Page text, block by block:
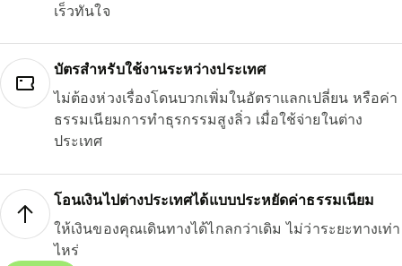
เร็วทันใจ
บัตรสำหรับใช้งานระหว่างประเทศ
ไม่ต้องห่วงเรื่องโดนบวกเพิ่มในอัตราแลกเปลี่ยน หรือค่า
ธรรมเนียมการทำธุรกรรมสูงลิ่ว เมื่อใช้จ่ายในต่าง
ประเทศ
โอนเงินไปต่างประเทศได้แบบประหยัดค่าธรรมเนียม
ให้เงินของคุณเดินทางได้ไกลกว่าเดิม ไม่ว่าระยะทางเท่า
ไหร่